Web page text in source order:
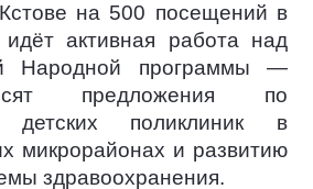
на 500 посещений в
активная работа над
Народной программы —
предложения по
детских поликлиник в
микрорайонах и развитию
здравоохранения.